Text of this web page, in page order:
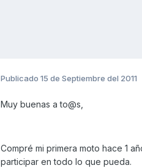
Publicado 15 de Septiembre del 2011
Muy buenas a to@s,
Compré mi primera moto hace 1
participar en todo lo que pueda.